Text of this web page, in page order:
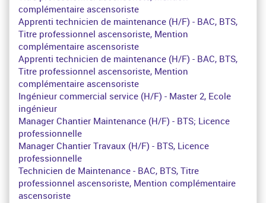
complémentaire ascensoriste
Apprenti technicien de maintenance (H/F) - BAC, BTS,
Titre professionnel ascensoriste, Mention
complémentaire ascensoriste
Apprenti technicien de maintenance (H/F) - BAC, BTS,
Titre professionnel ascensoriste, Mention
complémentaire ascensoriste
Ingénieur commercial service (H/F) - Master 2, Ecole
ingénieur
Manager Chantier Maintenance (H/F) - BTS; Licence
professionnelle
Manager Chantier Travaux (H/F) - BTS, Licence
professionnelle
Technicien de Maintenance - BAC, BTS, Titre
professionnel ascensoriste, Mention complémentaire
ascensoriste